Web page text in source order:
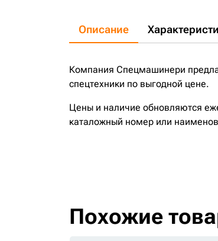
Описание
Компания Спецмашинери
спецтехники по выгодной цене.
Цены и наличие обновляются
каталожный номер или
Похожие